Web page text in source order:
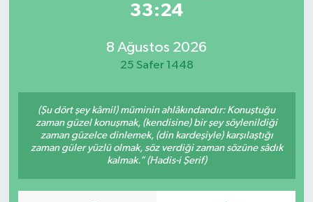
33:24
8 Ağustos 2026
25 Safer 1448
(Şu dört şey kâmil) müminin ahlâkındandır: Konuştuğu
zaman güzel konuşmak, (kendisine) bir şey söylenildiği
zaman güzelce dinlemek, (din kardeşiyle) karşılaştığı
zaman güler yüzlü olmak, söz verdiği zaman sözüne sâdık
kalmak.” (Hadis-i Şerif)
Sağlık
Siyaset
Spor
Son Dakika Haberleri